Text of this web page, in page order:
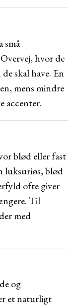
små
hvor de
skal have. En
mens mindre
accenter.
blød eller fast
luksuriøs, blød
ofte giver
Til
med
og
et naturligt